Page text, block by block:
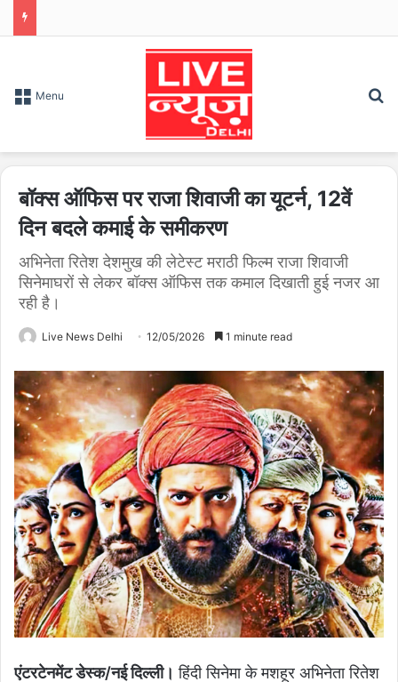
Menu
बॉक्स ऑफिस पर राजा शिवाजी का यूटर्न, 12वें
दिन बदले कमाई के समीकरण
अभिनेता रितेश देशमुख की लेटेस्ट मराठी फिल्म राजा शिवाजी
सिनेमाघरों से लेकर बॉक्स ऑफिस तक कमाल दिखाती हुई नजर आ
रही है।
Live News Delhi 12/05/2026 1 minute read
एंटरटेनमेंट डेस्क/नई दिल्ली। हिंदी सिनेमा के मशहूर अभिनेता रितेश